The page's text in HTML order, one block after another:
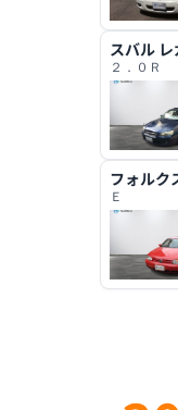
スバル
２．０Ｒ
フォルク
Ｅ